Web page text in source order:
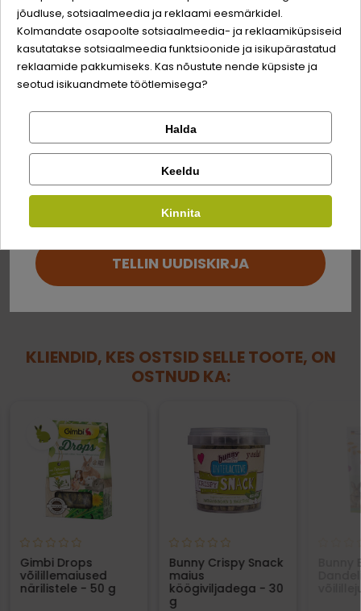
Kirjuta arvustus
Näriliste liik
Näriliste sööda
tüüp
SÖÖT, KUIVTOIT
Koostis
teeleht
80%
roosiõied
20%
KLIENDID, KES OSTSID SELLE TOOTE, ON
OSTNUD KA:
Gimbi Drops
võilillemaiused
närilistele - 50 g
Bunny Crispy Snack
maius
köögiviljadega - 30
g
Kirjuta arvustus
Kontrolli tellimust
Logi sisse
Registreeru
Facebook
Google
Sina ja su perekonna parim sõber väärite veel
odavamat hinda!
Lemmikloom
Kauplus
TELLIN UUDISKIRJA
jõudluse, sotsiaalmeedia ja reklaami eesmärkidel.
Kolmandate osapoolte sotsiaalmeedia- ja reklaamiküpsiseid
kasutatakse sotsiaalmeedia funktsioonide ja isikupärastatud
reklaamide pakkumiseks. Kas nõustute nende küpsiste ja
seotud isikuandmete töötlemisega?
Halda
Keeldu
Kinnita